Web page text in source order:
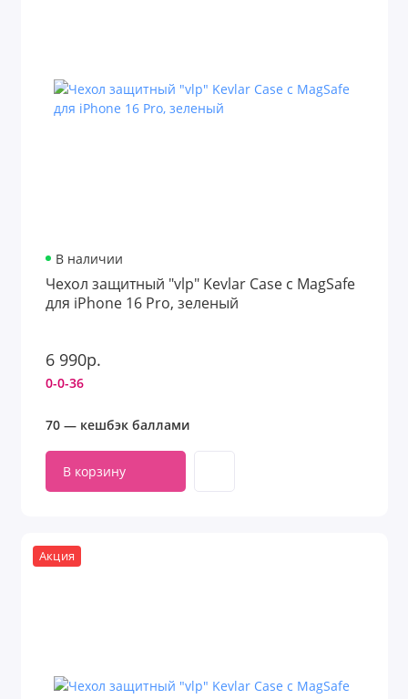
В наличии
Чехол защитный "vlp" Kevlar Case c MagSafe
для iPhone 16 Pro, зеленый
6 990р.
0-0-36
70 — кешбэк баллами
В корзину
Акция